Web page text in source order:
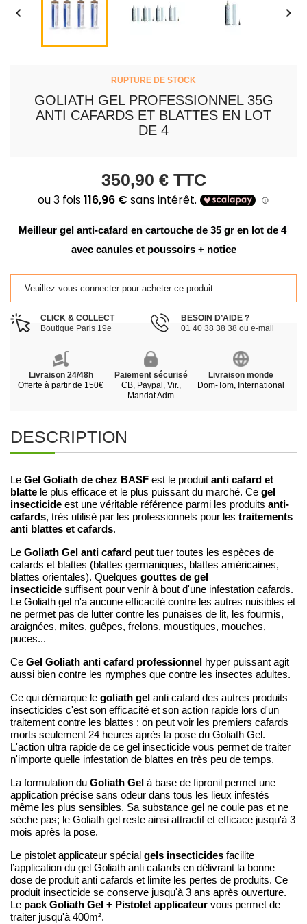
 
RUPTURE DE STOCK
GOLIATH GEL PROFESSIONNEL 35G
ANTI CAFARDS ET BLATTES EN LOT
DE 4
350,90 € TTC
Meilleur gel anti-cafard en cartouche de 35 gr en lot de 4
avec canules et poussoirs + notice
Veuillez vous connecter pour acheter ce produit.
CLICK & COLLECT
Boutique Paris 19e
BESOIN D’AIDE ?
01 40 38 38 38 ou e-mail
Livraison 24/48h
Offerte à partir de 150€
Paiement sécurisé
CB, Paypal, Vir.,
Mandat Adm
Livraison monde
Dom-Tom, International
DESCRIPTION
Le Gel Goliath de chez BASF est le produit anti cafard et
blatte le plus efficace et le plus puissant du marché. Ce gel
insecticide est une véritable référence parmi les produits anti-
cafards, très utilisé par les professionnels pour les traitements
anti blattes et cafards.
Le Goliath Gel anti cafard peut tuer toutes les espèces de
cafards et blattes (blattes germaniques, blattes américaines,
blattes orientales). Quelques gouttes de gel
insecticide suffisent pour venir à bout d'une infestation cafards.
Le Goliath gel n'a aucune efficacité contre les autres nuisibles et
ne permet pas de lutter contre les punaises de lit, les fourmis,
araignées, mites, guêpes, frelons, moustiques, mouches,
puces...
Ce Gel Goliath anti cafard professionnel
hyper puissant agit
aussi bien contre les nymphes que contre les insectes adultes.
Ce qui démarque le goliath gel anti cafard des autres produits
insecticides c'est son efficacité et son action rapide lors d'un
traitement contre les blattes : on peut voir les premiers cafards
morts seulement 24 heures après la pose du Goliath Gel.
L'action ultra rapide de ce gel insecticide vous permet de traiter
n'importe quelle infestation de blattes en très peu de temps.
La formulation du Goliath Gel à base de fipronil permet une
application précise sans odeur dans tous les lieux infestés
même les plus sensibles. Sa substance gel ne coule pas et ne
sèche pas; le Goliath gel reste ainsi attractif et efficace jusqu'à 3
mois après la pose.
Le pistolet applicateur spécial gels insecticides facilite
l’application du gel Goliath anti cafards en délivrant la bonne
dose de produit anti cafards et limite les pertes de produits. Ce
produit insecticide se conserve jusqu'à 3 ans après ouverture.
Le pack Goliath Gel + Pistolet applicateur vous permet de
traiter jusqu'à 400m².